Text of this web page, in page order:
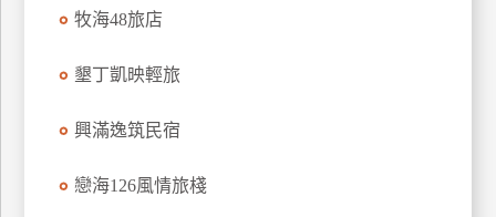
牧海48旅店
墾丁凱映輕旅
興滿逸筑民宿
戀海126風情旅棧